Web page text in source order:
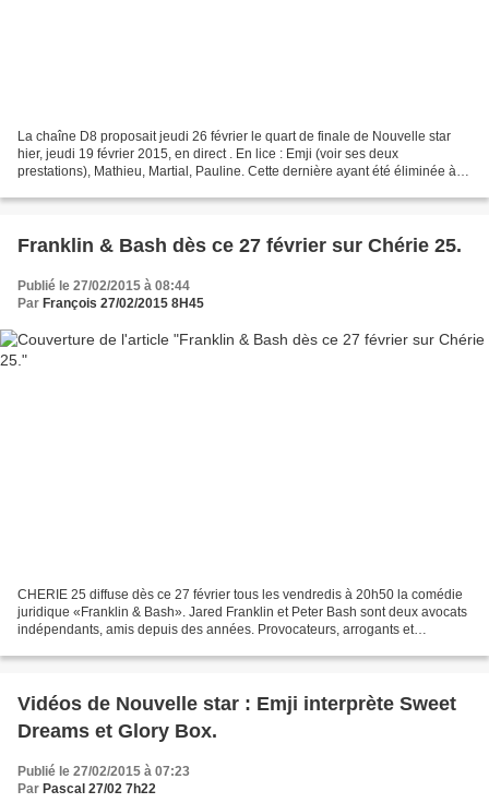
La chaîne D8 proposait jeudi 26 février le quart de finale de Nouvelle star
hier, jeudi 19 février 2015, en direct . En lice : Emji (voir ses deux
prestations), Mathieu, Martial, Pauline. Cette dernière ayant été éliminée à
Franklin & Bash dès ce 27 février sur Chérie 25.
Publié le 27/02/2015 à 08:44
Par François 27/02/2015 8H45
CHERIE 25 diffuse dès ce 27 février tous les vendredis à 20h50 la comédie
juridique «Franklin & Bash». Jared Franklin et Peter Bash sont deux avocats
indépendants, amis depuis des années. Provocateurs, arrogants et
Vidéos de Nouvelle star : Emji interprète Sweet
Dreams et Glory Box.
Publié le 27/02/2015 à 07:23
Par Pascal 27/02 7h22